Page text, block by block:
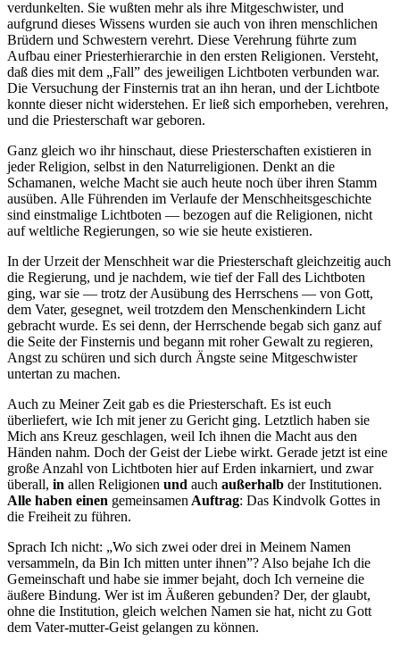
verdunkelten. Sie wußten mehr als ihre Mitgeschwister, und
aufgrund dieses Wissens wurden sie auch von ihren menschlichen
Brüdern und Schwestern verehrt. Diese Verehrung führte zum
Aufbau einer Priesterhierarchie in den ersten Religionen. Versteht,
daß dies mit dem „Fall” des jeweiligen Lichtboten verbunden war.
Die Versuchung der Finsternis trat an ihn heran, und der Lichtbote
konnte dieser nicht widerstehen. Er ließ sich emporheben, verehren,
und die Priesterschaft war geboren.
Ganz gleich wo ihr hinschaut, diese Priesterschaften existieren in
jeder Religion, selbst in den Naturreligionen. Denkt an die
Schamanen, welche Macht sie auch heute noch über ihren Stamm
ausüben. Alle Führenden im Verlaufe der Menschheitsgeschichte
sind einstmalige Lichtboten — bezogen auf die Religionen, nicht
auf weltliche Regierungen, so wie sie heute existieren.
In der Urzeit der Menschheit war die Priesterschaft gleichzeitig auch
die Regierung, und je nachdem, wie tief der Fall des Lichtboten
ging, war sie — trotz der Ausübung des Herrschens — von Gott,
dem Vater, gesegnet, weil trotzdem den Menschenkindern Licht
gebracht wurde. Es sei denn, der Herrschende begab sich ganz auf
die Seite der Finsternis und begann mit roher Gewalt zu regieren,
Angst zu schüren und sich durch Ängste seine Mitgeschwister
untertan zu machen.
Auch zu Meiner Zeit gab es die Priesterschaft. Es ist euch
überliefert, wie Ich mit jener zu Gericht ging. Letztlich haben sie
Mich ans Kreuz geschlagen, weil Ich ihnen die Macht aus den
Händen nahm. Doch der Geist der Liebe wirkt. Gerade jetzt ist eine
große Anzahl von Lichtboten hier auf Erden inkarniert, und zwar
überall, in allen Religionen und auch außerhalb der Institutionen.
Alle haben einen gemeinsamen Auftrag: Das Kindvolk Gottes in
die Freiheit zu führen.
Sprach Ich nicht: „Wo sich zwei oder drei in Meinem Namen
versammeln, da Bin Ich mitten unter ihnen”? Also bejahe Ich die
Gemeinschaft und habe sie immer bejaht, doch Ich verneine die
äußere Bindung. Wer ist im Äußeren gebunden? Der, der glaubt,
ohne die Institution, gleich welchen Namen sie hat, nicht zu Gott
dem Vater-mutter-Geist gelangen zu können.